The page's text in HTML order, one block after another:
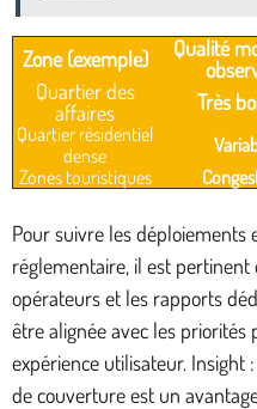
Zone (exemple)
Qualité
Quartier des
affaires
Très
Quartier résidentiel
dense
Zones touristiques
Pour suivre les déploiements
réglementaire, il est
opérateurs et les rapports
être alignée avec les
expérience utilisateur. Insight
de couverture est un